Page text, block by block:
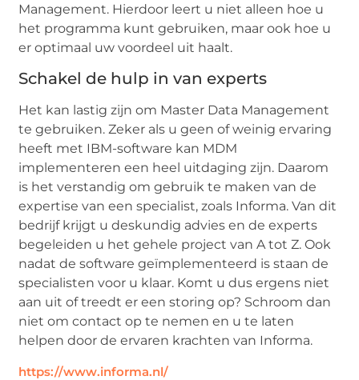
Management. Hierdoor leert u niet alleen hoe u
het programma kunt gebruiken, maar ook hoe u
er optimaal uw voordeel uit haalt.
Schakel de hulp in van experts
Het kan lastig zijn om Master Data Management
te gebruiken. Zeker als u geen of weinig ervaring
heeft met IBM-software kan MDM
implementeren een heel uitdaging zijn. Daarom
is het verstandig om gebruik te maken van de
expertise van een specialist, zoals Informa. Van dit
bedrijf krijgt u deskundig advies en de experts
begeleiden u het gehele project van A tot Z. Ook
nadat de software geïmplementeerd is staan de
specialisten voor u klaar. Komt u dus ergens niet
aan uit of treedt er een storing op? Schroom dan
niet om contact op te nemen en u te laten
helpen door de ervaren krachten van Informa.
https://www.informa.nl/